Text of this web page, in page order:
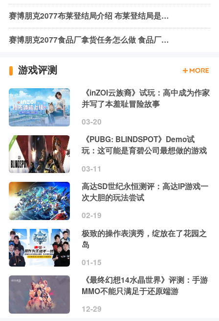
赛博朋克2077布莱登结局介绍 布莱登结局是什么
赛博朋克2077食品厂拿货任务怎么做 食品厂拿货任务攻略
游戏评测
《inZOI云族裔》试玩：高中成为作家
并写了本羞耻冒险故事
03-20
《PUBG: BLINDSPOT》Demo试
玩：这可能是育碧公司最想做的游戏
03-11
高达SD世纪永恒测评：高达IP游戏一
次大胆的玩法尝试
02-19
极致的操作表演秀，绽放在了花园之
岛
01-15
《最终幻想14水晶世界》评测：手游
MMO不能只满足于还原端游
12-29